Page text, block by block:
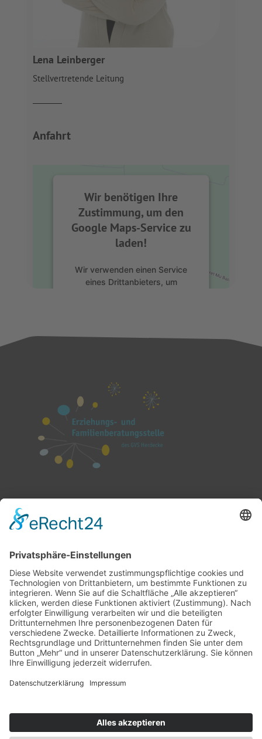
Lena Leinberger
Stellvertretende Leitung
Anfahrt
Wir benötigen Ihre
Zustimmung, um den
Google Maps-Service zu
laden!
Wir verwenden einen Service
eines Drittanbieters, um
Mehr Informationen
Akzeptieren
powered byUsercentrics
Consent Management Platform
Haupstelle Herdecke
Bachplatz 3
(Zugang über „Neue Bachstraße 3“)
58313 Herdecke
02330 9161708
Rechtliches
Datenschutzerklärung